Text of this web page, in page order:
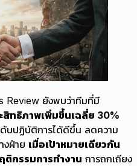
Review ยังพบว่าทีมที่มี
สิทธิภาพเพิ่มขึ้นเฉลี่ย 30%
ดับปฏิบัติการได้ดีขึ้น ลดความ
งฝ่าย เมื่อเป้าหมายเดียวกัน
กรรมการทำงาน การถกเถียง